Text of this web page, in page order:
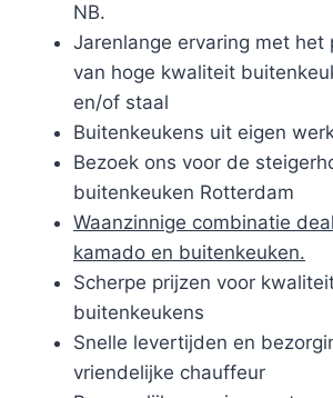
NB.
Jarenlange ervaring met het
van hoge kwaliteit
en/of staal
Buitenkeukens uit eigen
Bezoek ons voor de
buitenkeuken Rotterdam
Waanzinnige combinatie
kamado en buitenkeuken.
Scherpe prijzen voor
buitenkeukens
Snelle levertijden en
vriendelijke chauffeur